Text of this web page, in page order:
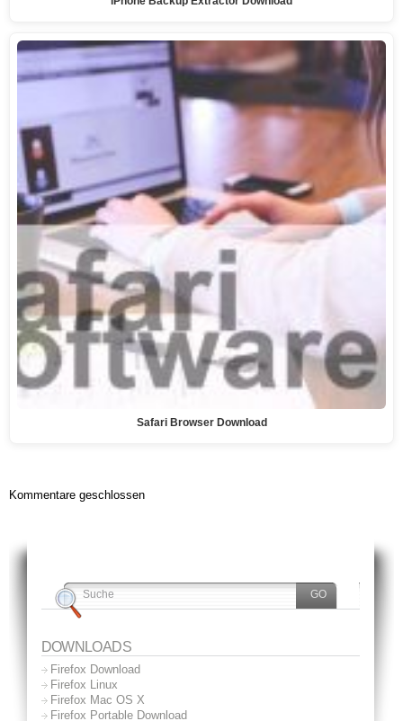
Safari Browser Download
Kommentare geschlossen
DOWNLOADS
Firefox Download
Firefox Linux
Firefox Mac OS X
Firefox Portable Download